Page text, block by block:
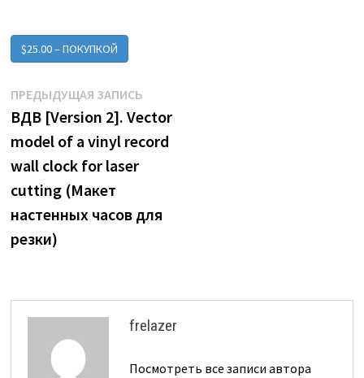
$25.00 – ПОКУПКОЙ
Навигация
по
записям
ПРЕДЫДУЩАЯ ЗАПИСЬПредыдущая
запись:
ВДВ [Version 2]. Vector
model of a vinyl record
wall clock for laser
cutting (Макет
настенных часов для
резки)
frelazer
Посмотреть все записи автора